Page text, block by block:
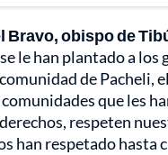
Bravo, obispo de
le han plantado a los
de Pacheli,
que les
respeten
han respetado hasta